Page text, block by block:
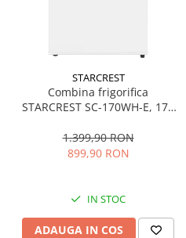
STARCREST
Combina frigorifica
STARCREST SC-170WH-E, 170
Termostat reglabil, Iluminare
LED, Picioare ajustabile, Usi
1.399,90 RON
899,90 RON
IN STOC
ADAUGA IN COS